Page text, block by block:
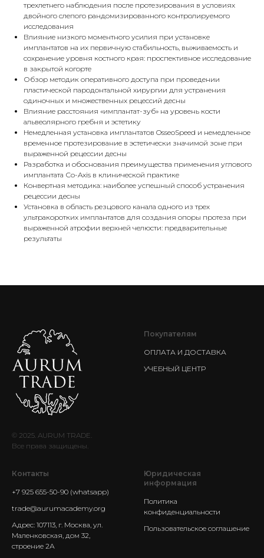
трехлетнего наблюдения после протезирования в условиях
двойного слепого рандомизированного контролируемого
исследования
Влияние низкого моментного усилия при установке
имплантатов на их первичную стабильность, выживаемость и
сохранение уровня костного края: проспективное исследование
в закрытой когорте
Обзор методик оперативного доступа при проведении
пластической пародонтальной хирургии для устранения
одиночных и множественных рецессий десны
Влияние расстояния «имплантат-зуб» на уровень кости
альвеолярного гребня и эстетику
Немедленная установка имплантатов OsseoSpeed и немедленное
временное протезирование в эстетически значимой зоне при
выраженной рецессии десны
Разработка и обоснования преимущества применения углового
имплантата Сo-Axis в клинической практике
Конвертная методика: наиболее успешный способ устранения
рецессии десны
Установка в область резцового канала одного из трех
ультракоротких имплантатов для создания опоры протеза при
выраженной атрофии верхней челюсти: предварительные
результаты
© 2025. AURUM TRADE.
Все права защищены.
Покупателям
ОПЛАТА И ДОСТАВКА
УЧЕБНЫЙ ЦЕНТР
Контакты
+7 925 655-50-90 (whatsapp)
trade@aurumacademy.org
Адрес: 107113, г. Москва, ул.
Маленковская, дом 32,
строение 2А
Юридическая
информация
Политика
конфиденциальности
Пользовательское соглашение